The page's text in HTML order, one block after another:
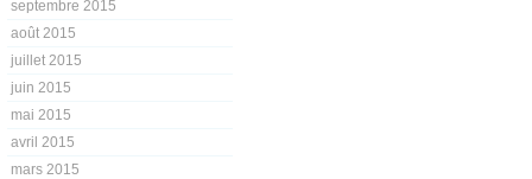
septembre 2015
août 2015
juillet 2015
juin 2015
mai 2015
avril 2015
mars 2015